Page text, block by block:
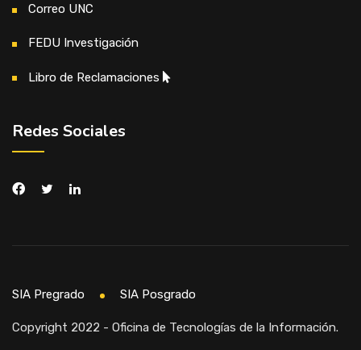
Correo UNC
FEDU Investigación
Libro de Reclamaciones
Redes Sociales
Copyright 2022 - Oficina de Tecnologías de la Información.
SIA Pregrado SIA Posgrado